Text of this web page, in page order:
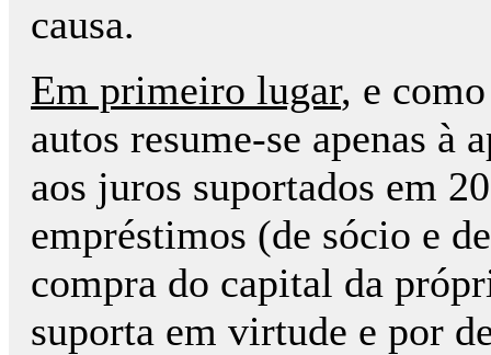
causa.
Em primeiro lugar, e
autos resume-se apenas à
aos juros suportados em
empréstimos (de sócio e
compra do capital da
suporta em virtude e por